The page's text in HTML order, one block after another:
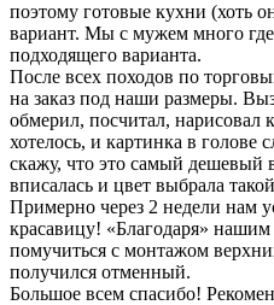
поэтому готовые кухни (хоть
вариант. Мы с мужем много
подходящего варианта.
После всех походов по
на заказ под наши размеры.
обмерил, посчитал, нарисовал
хотелось, и картинка в голове
скажу, что это самый дешевый
вписалась и цвет выбрала
Примерно через 2 недели нам
красавицу! «Благодаря»
помучиться с монтажом
получился отменный.
Большое всем спасибо!